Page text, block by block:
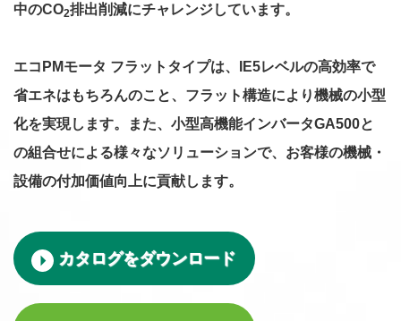
中のCO2排出削減にチャレンジしています。
エコPMモータ フラットタイプは、IE5レベルの高効率で
省エネはもちろんのこと、フラット構造により機械の小型
化を実現します。また、小型高機能インバータGA500と
の組合せによる様々なソリューションで、お客様の機械・
設備の付加価値向上に貢献します。
カタログをダウンロード